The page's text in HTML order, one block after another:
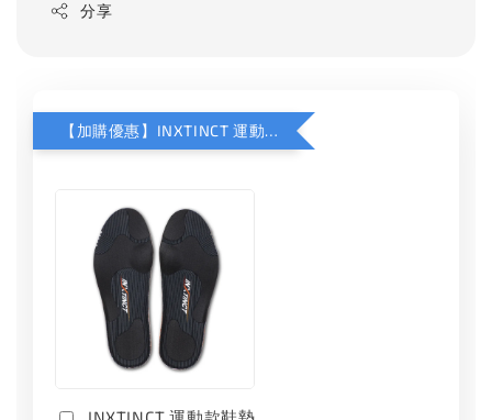
分享
【加購優惠】INXTINCT 運動款鞋墊